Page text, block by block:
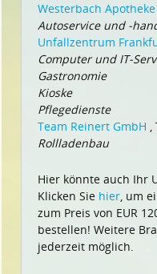
Westerbach Apotheke
Autoservice und -
Unfallzentrum
Computer und IT-
Gastronomie
Kioske
Pflegedienste
Team Reinert GmbH ,
Rollladenbau
Hier könnte auch Ihr
Klicken Sie hier, um
zum Preis von EUR
bestellen! Weitere
jederzeit möglich.